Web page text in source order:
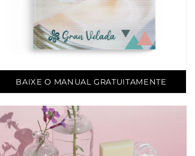
BAIXE O MANUAL GRATUITAMENTE